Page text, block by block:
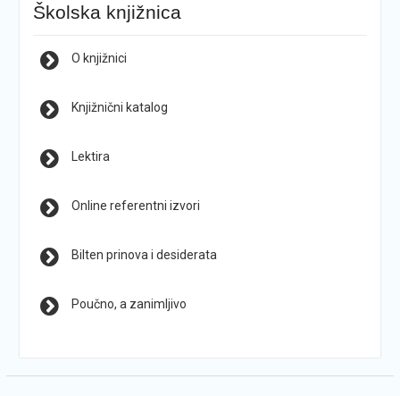
Školska knjižnica
O knjižnici
Knjižnični katalog
Lektira
Online referentni izvori
Bilten prinova i desiderata
Poučno, a zanimljivo